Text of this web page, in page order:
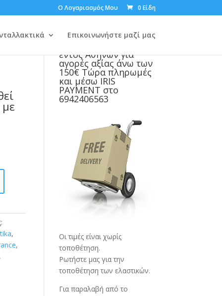
Ο Λογαριασμός Μου 0 Είδη
Επικοινωνήστε μαζί μας
,
,
εντός Αθηνών για
αγορές αξίας άνω των
150€ Τώρα πληρωμές
και μέσω IRIS
PAYMENT στο
6942406563
Οι τιμές είναι χωρίς
τοποθέτηση.
Ρωτήστε μας για την
τοποθέτηση των ελαστικών.
Για παραλαβή από το